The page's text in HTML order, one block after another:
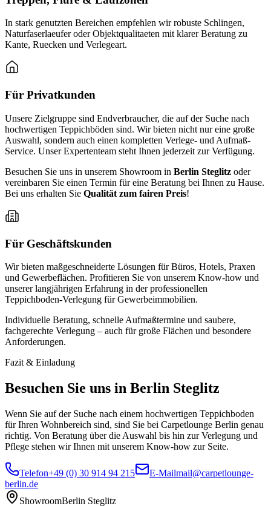
In stark genutzten Bereichen empfehlen wir robuste Schlingen,
Naturfaserlaeufer oder Objektqualitaeten mit klarer Beratung zu
Kante, Ruecken und Verlegeart.
Für Privatkunden
Unsere Zielgruppe sind Endverbraucher, die auf der Suche nach
hochwertigen Teppichböden sind. Wir bieten nicht nur eine große
Auswahl, sondern auch einen kompletten Verlege- und Aufmaß-
Service. Unser Expertenteam steht Ihnen jederzeit zur Verfügung.
Besuchen Sie uns in unserem Showroom in Berlin Steglitz oder
vereinbaren Sie einen Termin für eine Beratung bei Ihnen zu Hause.
Bei uns erhalten Sie Qualität zum fairen Preis!
Für Geschäftskunden
Wir bieten maßgeschneiderte Lösungen für Büros, Hotels, Praxen
und Gewerbeflächen. Profitieren Sie von unserem Know-how und
unserer langjährigen Erfahrung in der professionellen
Teppichboden-Verlegung für Gewerbeimmobilien.
Individuelle Beratung, schnelle Aufmaßtermine und saubere,
fachgerechte Verlegung – auch für große Flächen und besondere
Anforderungen.
Fazit & Einladung
Besuchen Sie uns in Berlin Steglitz
Wenn Sie auf der Suche nach einem hochwertigen Teppichboden
für Ihren Wohnbereich sind, sind Sie bei Carpetlounge Berlin genau
richtig. Von Beratung über die Auswahl bis hin zur Verlegung und
Pflege stehen wir Ihnen mit unserem Know-how zur Seite.
Telefon+49 (0) 30 914 94 215 E-Mailmail@carpetlounge-
berlin.de
ShowroomBerlin Steglitz